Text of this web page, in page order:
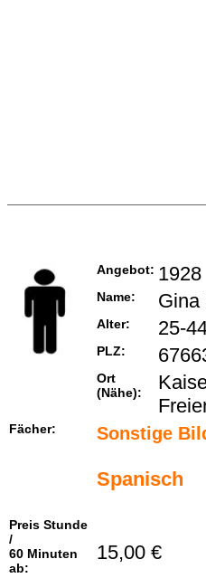
Angebot: 1928
Name: Gina
Alter: 25-
PLZ:
Ort
(Nähe):
Fächer: Sonstige
Spanisch
Preis Stunde
/
60 Minuten
ab:
15,00 €